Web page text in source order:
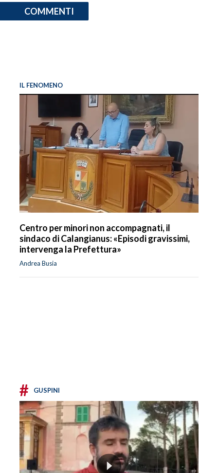
COMMENTI
IL FENOMENO
Centro per minori non accompagnati, il
sindaco di Calangianus: «Episodi gravissimi,
intervenga la Prefettura»
Andrea Busia
# GUSPINI